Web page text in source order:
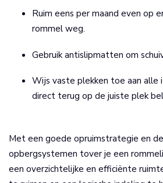
Ruim eens per maand even op
rommel weg.
Gebruik antislipmatten om
Wijs vaste plekken toe aan alle
direct terug op de juiste plek
Met een goede opruimstrategie en
opbergsystemen tover je een
een overzichtelijke en efficiënte